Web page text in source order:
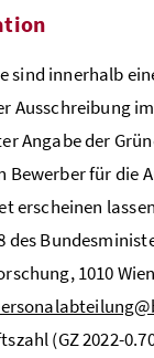
sind innerhalb
Ausschreibung
Angabe der
Bewerber für die
erscheinen
des
1010
(GZ 2022-